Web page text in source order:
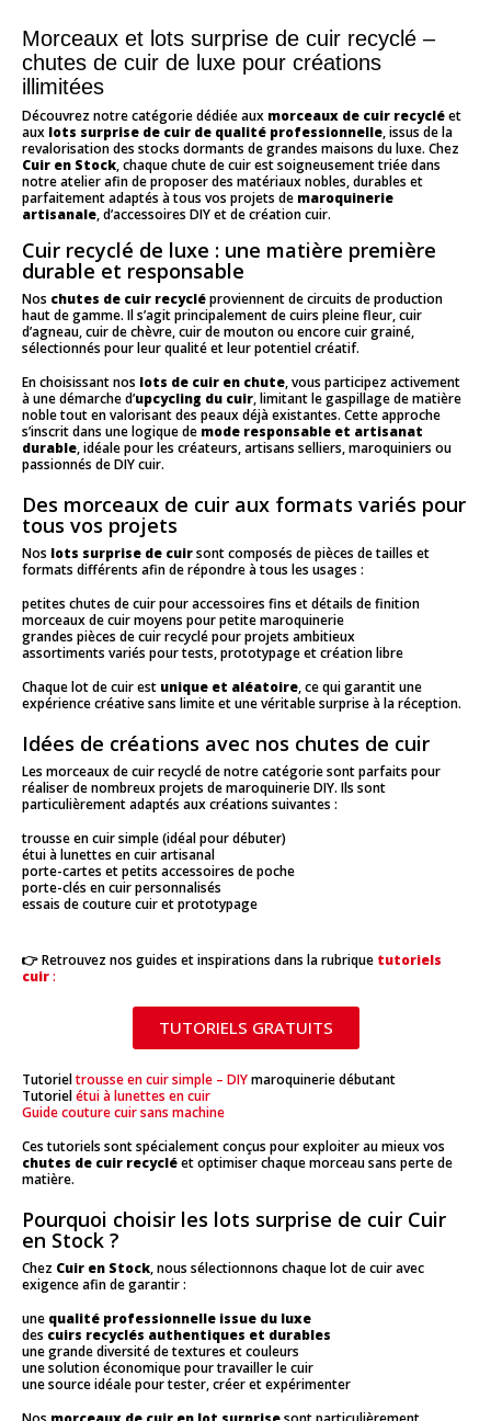
Morceaux et lots surprise de cuir recyclé –
chutes de cuir de luxe pour créations
illimitées
Découvrez notre catégorie dédiée aux morceaux de cuir recycléet
aux lots surprise de cuir de qualité professionnelle, issus de la
revalorisation des stocks dormants de grandes maisons du luxe. Chez
Cuir en Stock, chaque chute de cuir est soigneusement triée dans
notre atelier afin de proposer des matériaux nobles, durables et
parfaitement adaptés à tous vos projets de maroquinerie
artisanale, d’accessoires DIY et de création cuir.
Cuir recyclé de luxe : une matière première
durable et responsable
Nos chutes de cuir recycléproviennent de circuits de production
haut de gamme. Il s’agit principalement de cuirs pleine fleur, cuir
d’agneau, cuir de chèvre, cuir de mouton ou encore cuir grainé,
sélectionnés pour leur qualité et leur potentiel créatif.
En choisissant nos lots de cuir en chute, vous participez activement
à une démarche d’upcycling du cuir, limitant le gaspillage de matière
noble tout en valorisant des peaux déjà existantes. Cette approche
s’inscrit dans une logique de mode responsable et artisanat
durable, idéale pour les créateurs, artisans selliers, maroquiniers ou
passionnés de DIY cuir.
Des morceaux de cuir aux formats variés pour
tous vos projets
Nos lots surprise de cuirsont composés de pièces de tailles et
formats différents afin de répondre à tous les usages :
petites chutes de cuir pour accessoires fins et détails de finition
morceaux de cuir moyens pour petite maroquinerie
grandes pièces de cuir recyclé pour projets ambitieux
assortiments variés pour tests, prototypage et création libre
Chaque lot de cuir est unique et aléatoire, ce qui garantit une
expérience créative sans limite et une véritable surprise à la réception.
Idées de créations avec nos chutes de cuir
Les morceaux de cuir recyclé de notre catégorie sont parfaits pour
réaliser de nombreux projets de maroquinerie DIY. Ils sont
particulièrement adaptés aux créations suivantes :
trousse en cuir simple (idéal pour débuter)
étui à lunettes en cuir artisanal
porte-cartes et petits accessoires de poche
porte-clés en cuir personnalisés
essais de couture cuir et prototypage
👉 Retrouvez nos guides et inspirations dans la rubrique tutoriels
cuir:
TUTORIELS GRATUITS
Tutorieltrousse en cuir simple – DIYmaroquinerie débutant
Tutorielétui à lunettes en cuir
Guide couture cuir sans machine
Ces tutoriels sont spécialement conçus pour exploiter au mieux vos
chutes de cuir recycléet optimiser chaque morceau sans perte de
matière.
Pourquoi choisir les lots surprise de cuir Cuir
en Stock ?
Chez Cuir en Stock, nous sélectionnons chaque lot de cuir avec
exigence afin de garantir :
une qualité professionnelle issue du luxe
des cuirs recyclés authentiques et durables
une grande diversité de textures et couleurs
une solution économique pour travailler le cuir
une source idéale pour tester, créer et expérimenter